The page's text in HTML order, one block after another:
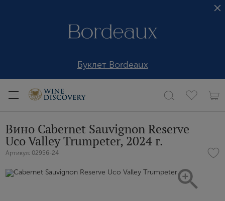
Буклет Bordeaux
Вино Cabernet Sauvignon Reserve
Uco Valley Trumpeter, 2024 г.
Артикул: 02956-24